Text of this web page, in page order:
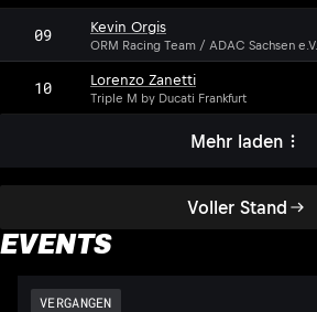
Voller Stand
09 Kevin Orgis
ORM Racing Team / ADAC Sachsen e.V.
10 Lorenzo Zanetti
Triple M by Ducati Frankfurt
Mehr laden
EVENTS
VERGANGEN